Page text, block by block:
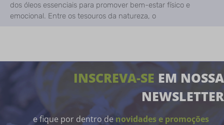
dos óleos essenciais para promover bem-estar físico e
emocional. Entre os tesouros da natureza, o
INSCREVA-SE EM NOSSA
NEWSLETTER
e fique por dentro de novidades e promoções